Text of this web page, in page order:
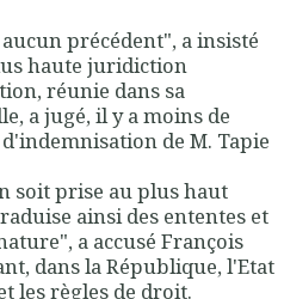
précédent", a insisté
haute juridiction
réunie dans sa
a jugé, il y a moins de
de M. Tapie
soit prise au plus haut
ainsi des ententes et
a accusé François
dans la République, l'Etat
les règles de droit.